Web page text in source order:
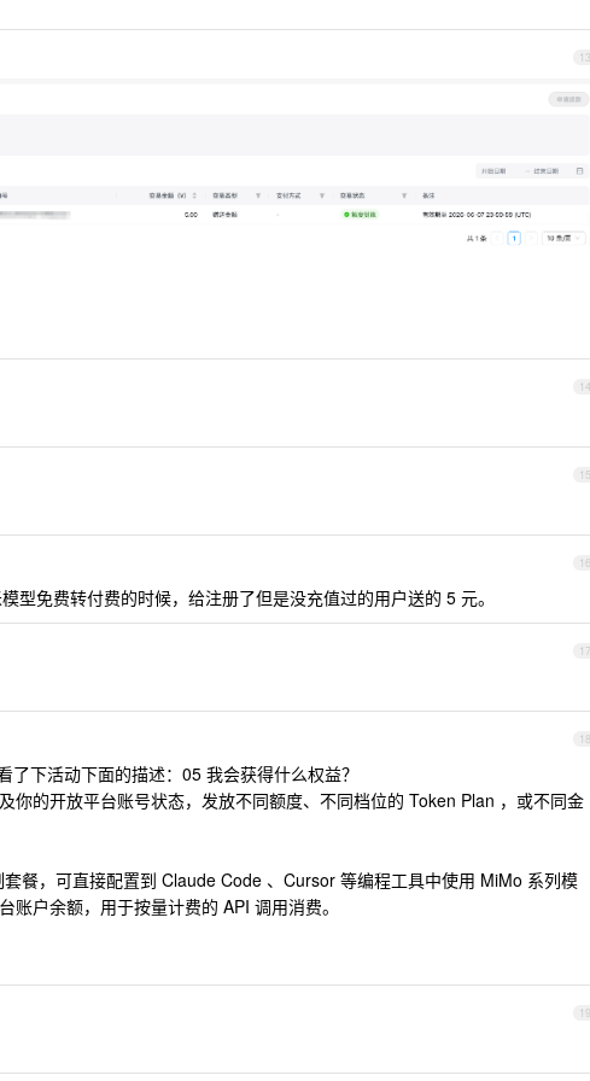
13
14
15
16
型免费转付费的时候，给注册了但是没充值过的用户送的 5 元。
17
18
了下活动下面的描述：05 我会获得什么权益？
你的开放平台账号状态，发放不同额度、不同档位的 Token Plan ，或不同金
餐，可直接配置到 Claude Code 、Cursor 等编程工具中使用 MiMo 系列模
账户余额，用于按量计费的 API 调用消费。
19